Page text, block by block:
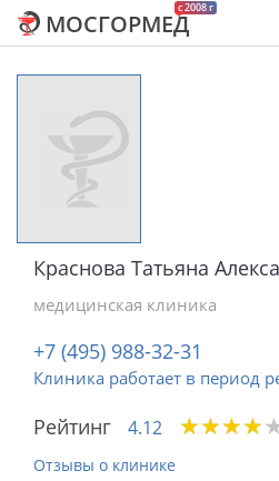
c 2008 г
МОСГОРМЕД
Краснова Татьяна
медицинская клиника
+7 (495) 988-32-31
Клиника работает в период
Рейтинг 4.12 ★★★★
★★★★
Отзывы о клинике